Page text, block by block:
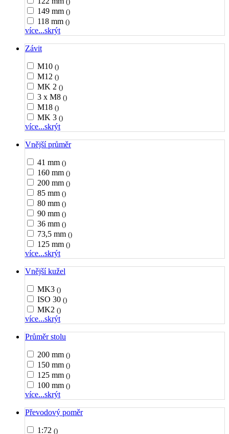
149 mm ()
118 mm ()
více...skrýt
Závit
M10 ()
M12 ()
MK 2 ()
3 x M8 ()
M18 ()
MK 3 ()
více...skrýt
Vnější průměr
41 mm ()
160 mm ()
200 mm ()
85 mm ()
80 mm ()
90 mm ()
36 mm ()
73,5 mm ()
125 mm ()
více...skrýt
Vnější kužel
MK3 ()
ISO 30 ()
MK2 ()
více...skrýt
Průměr stolu
200 mm ()
150 mm ()
125 mm ()
100 mm ()
více...skrýt
Převodový poměr
1:72 ()